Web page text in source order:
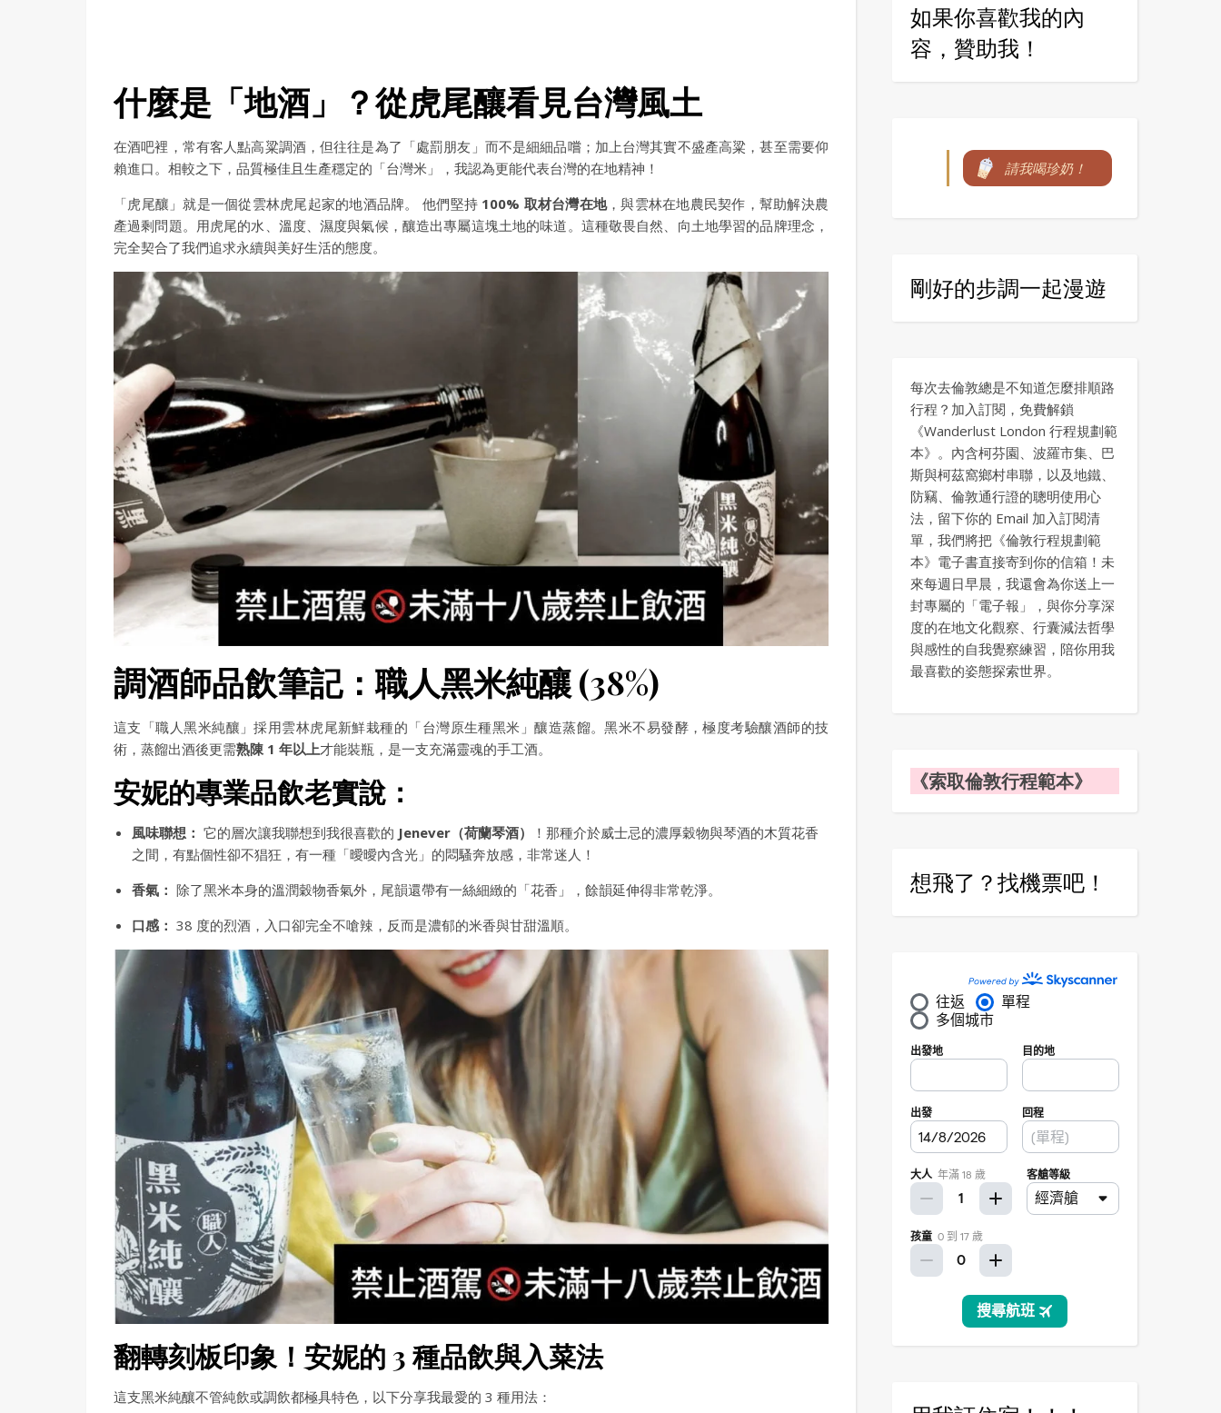
什麼是「地酒」？從虎尾釀看見台灣風土
在酒吧裡，常有客人點高粱調酒，但往往是為了「處罰朋友」而不是細細品嚐；加上台灣其實不盛產高粱，甚至需要仰
賴進口。相較之下，品質極佳且生產穩定的「台灣米」，我認為更能代表台灣的在地精神！
「虎尾釀」就是一個從雲林虎尾起家的地酒品牌。 他們堅持 100% 取材台灣在地，與雲林在地農民契作，幫助解決農
產過剩問題。用虎尾的水、溫度、濕度與氣候，釀造出專屬這塊土地的味道。這種敬畏自然、向土地學習的品牌理念，
完全契合了我們追求永續與美好生活的態度。
調酒師品飲筆記：職人黑米純釀 (38%)
這支「職人黑米純釀」採用雲林虎尾新鮮栽種的「台灣原生種黑米」釀造蒸餾。黑米不易發酵，極度考驗釀酒師的技
術，蒸餾出酒後更需熟陳 1 年以上才能裝瓶，是一支充滿靈魂的手工酒。
安妮的專業品飲老實說：
風味聯想： 它的層次讓我聯想到我很喜歡的 Jenever（荷蘭琴酒）
！那種介於威士忌的濃厚穀物與琴酒的木質花香
之間，有點個性卻不猖狂，有一種「曖曖內含光」的悶騷奔放感，非常迷人！
香氣： 除了黑米本身的溫潤穀物香氣外，尾韻還帶有一絲細緻的「花香」，餘韻延伸得非常乾淨。
口感： 38 度的烈酒，入口卻完全不嗆辣，反而是濃郁的米香與甘甜溫順。
翻轉刻板印象！安妮的 3 種品飲與入菜法
這支黑米純釀不管純飲或調飲都極具特色，以下分享我最愛的 3 種用法：
如果你喜歡我的內
容，贊助我！
請我喝珍奶！
剛好的步調一起漫遊
每次去倫敦總是不知道怎麼排順路
行程？加入訂閱，免費解鎖
《Wanderlust London 行程規劃範
本》。內含柯芬園、波羅市集、巴
斯與柯茲窩鄉村串聯，以及地鐵、
防竊、倫敦通行證的聰明使用心
法，留下你的 Email 加入訂閱清
單，我們將把《倫敦行程規劃範
本》電子書直接寄到你的信箱！未
來每週日早晨，我還會為你送上一
封專屬的「電子報」，與你分享深
度的在地文化觀察、行囊減法哲學
與感性的自我覺察練習，陪你用我
最喜歡的姿態探索世界。
《索取倫敦行程範本》
想飛了？找機票吧！